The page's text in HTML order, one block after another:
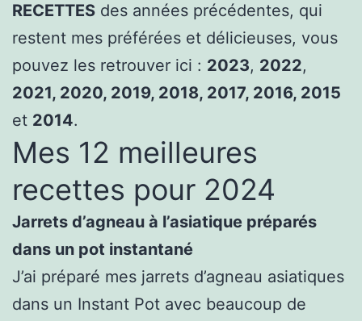
RECETTES des années précédentes, qui
restent mes préférées et délicieuses, vous
pouvez les retrouver ici : 2023, 2022,
2021, 2020, 2019, 2018, 2017, 2016, 2015
et 2014.
Mes 12 meilleures
recettes pour 2024
Jarrets d’agneau à l’asiatique préparés
dans un pot instantané
J’ai préparé mes jarrets d’agneau asiatiques
dans un Instant Pot avec beaucoup de